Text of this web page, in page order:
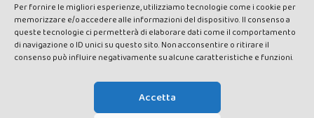
Per fornire le migliori esperienze, utilizziamo tecnologie come i cookie per
memorizzare e/o accedere alle informazioni del dispositivo. Il consenso a
queste tecnologie ci permetterà di elaborare dati come il comportamento
di navigazione o ID unici su questo sito. Non acconsentire o ritirare il
consenso può influire negativamente su alcune caratteristiche e funzioni.
Accetta
rights reserved - Testata registrata presso il Tribunale di Siena con
autorizzazione n°1 del 12/04/2014 - Direttrice Responsabile: Chiara
Cacace - E-mail: direzione@lavaldichiana.it - Editore: Valdichiana